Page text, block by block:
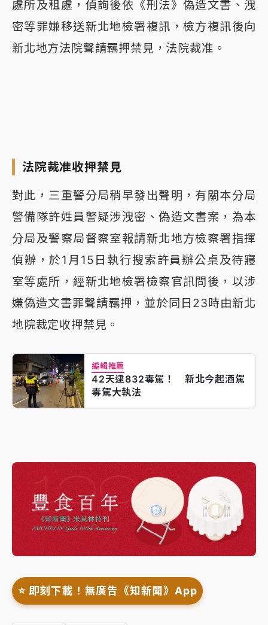
處所及租處，偵詢後依《刑法》偽造文書、洩
密等罪嫌移送新北地檢署複訊，檢方複訊後向
新北地方法院聲請羈押禁見，法院裁准。
法院裁准收押禁見
對此，三重警分局稍早發出聲明，有關本分局
警備隊許姓員警疑涉洩密、偽造文書案，為本
分局及警察局督察室報請新北地方檢察署指揮
偵辦，於1月15日執行搜索許員辦公桌及待寢
室等處所，經新北地檢署檢察官訊問後，以涉
嫌偽造文書罪聲請羈押，並於同日23時由新北
地院裁定收押禁見。
編輯推薦
42天逮832毒駕！ 新北今起酒駕
毒駕大執法
⭐️ 即刻下載！無廣告《知新聞》App